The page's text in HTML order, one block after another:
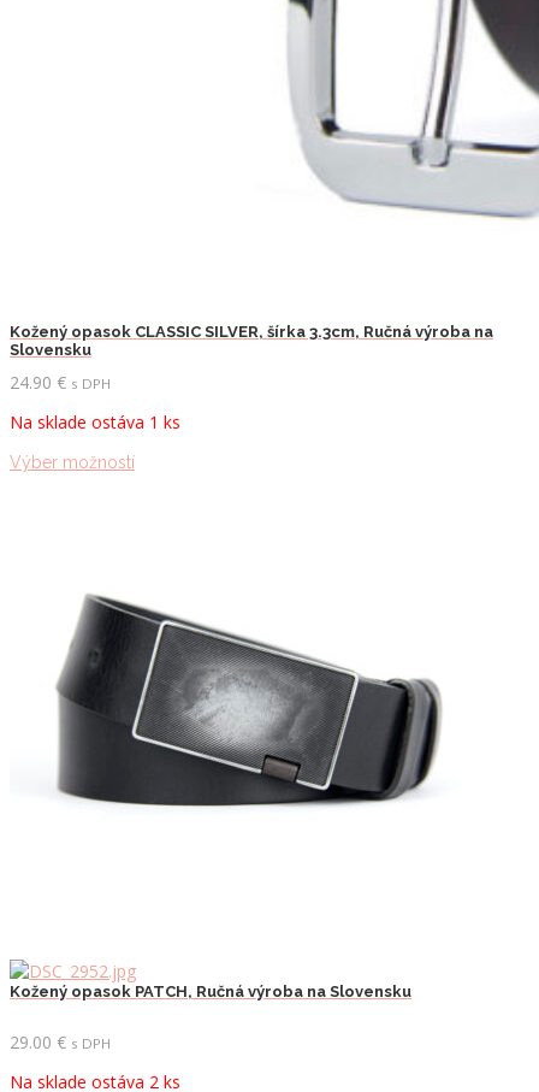
Kožený opasok CLASSIC SILVER, šírka 3.3cm, Ručná výroba na
Slovensku
24.90 € s DPH
Na sklade ostáva 1 ks
Výber možnostíTento
si
môžete
vybrať
na
stránke
produktu.
Kožený opasok PATCH, Ručná výroba na Slovensku
29.00 € s DPH
Na sklade ostáva 2 ks